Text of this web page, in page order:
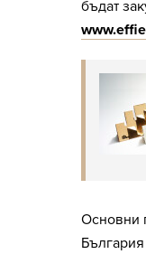
бъдат
Основни